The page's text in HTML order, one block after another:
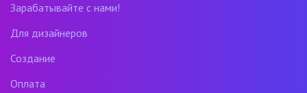
Зарабатывайте с нами!
Для дизайнеров
Создание
Оплата